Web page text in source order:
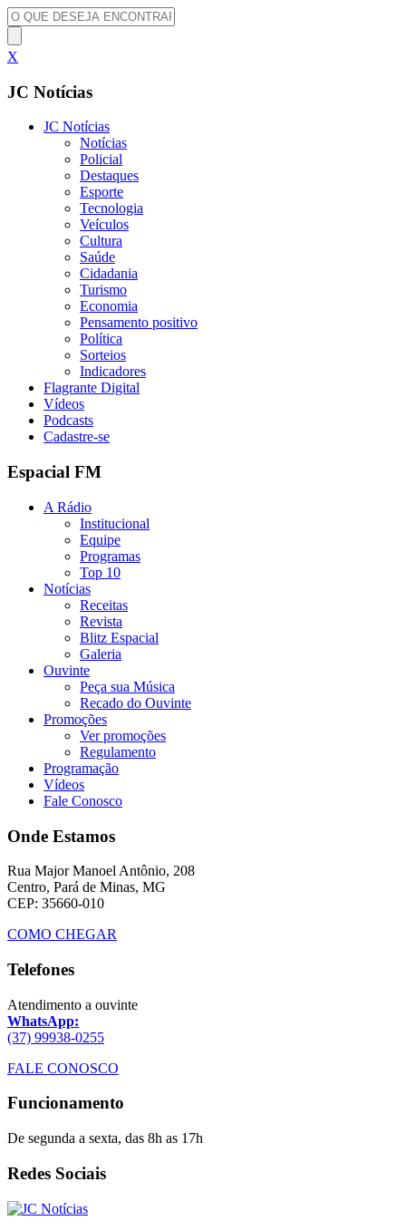
X
JC Notícias
JC Notícias
Notícias
Policial
Destaques
Esporte
Tecnologia
Veículos
Cultura
Saúde
Cidadania
Turismo
Economia
Pensamento positivo
Política
Sorteios
Indicadores
Flagrante Digital
Vídeos
Podcasts
Cadastre-se
Espacial FM
A Rádio
Institucional
Equipe
Programas
Top 10
Notícias
Receitas
Revista
Blitz Espacial
Galeria
Ouvinte
Peça sua Música
Recado do Ouvinte
Promoções
Ver promoções
Regulamento
Programação
Vídeos
Fale Conosco
Onde Estamos
Rua Major Manoel Antônio, 208
Centro, Pará de Minas, MG
CEP: 35660-010
COMO CHEGAR
Telefones
Atendimento a ouvinte
WhatsApp:
(37) 99938-0255
FALE CONOSCO
Funcionamento
De segunda a sexta, das 8h as 17h
Redes Sociais